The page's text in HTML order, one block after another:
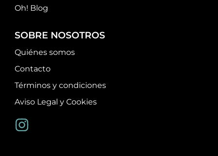
Oh! Blog
SOBRE NOSOTROS
Quiénes somos
Contacto
Términos y condiciones
Aviso Legal y Cookies